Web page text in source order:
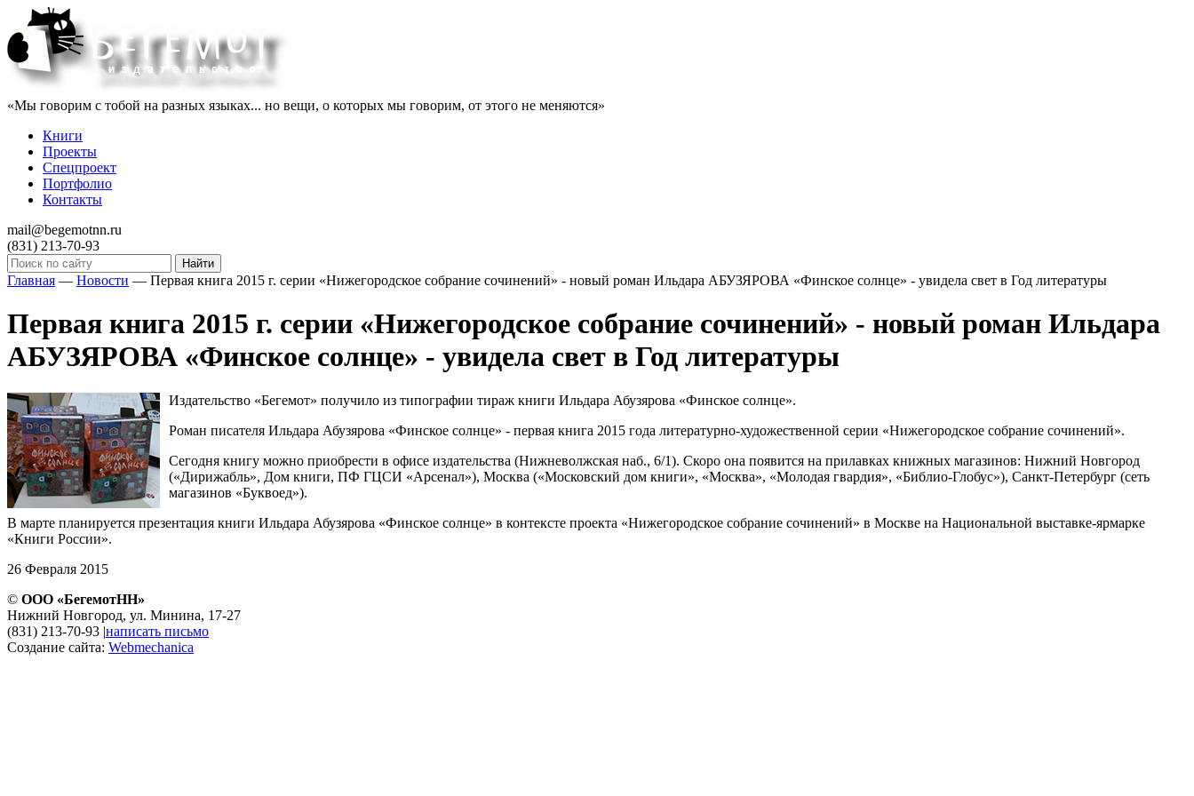
«Мы говорим с тобой на разных языках... но вещи, о которых мы говорим, от этого не меняются»
Книги
Проекты
Спецпроект
Портфолио
Контакты
mail@begemotnn.ru
(831) 213-70-93
Главная — Новости — Первая книга 2015 г. серии «Нижегородское собрание сочинений» - новый роман Ильдара АБУЗЯРОВА «Финское солнце» - увидела свет в Год литературы
Первая книга 2015 г. серии «Нижегородское собрание сочинений» - новый роман Ильдара
АБУЗЯРОВА «Финское солнце» - увидела свет в Год литературы
Издательство «Бегемот» получило из типографии тираж книги Ильдара Абузярова «Финское солнце».
Роман писателя Ильдара Абузярова «Финское солнце» - первая книга 2015 года литературно-художественной серии «Нижегородское собрание сочинений».
Сегодня книгу можно приобрести в офисе издательства (Нижневолжская наб., 6/1). Скоро она появится на прилавках книжных магазинов: Нижний Новгород
(«Дирижабль», Дом книги, ПФ ГЦСИ «Арсенал»), Москва («Московский дом книги», «Москва», «Молодая гвардия», «Библио-Глобус»), Санкт-Петербург (сеть
магазинов «Буквоед»).
В марте планируется презентация книги Ильдара Абузярова «Финское солнце» в контексте проекта «Нижегородское собрание сочинений» в Москве на Национальной выставке-ярмарке
«Книги России».
26 Февраля 2015
© ООО «БегемотНН»
Нижний Новгород, ул. Минина, 17-27
(831) 213-70-93 |написать письмо
Создание сайта: Webmechanica